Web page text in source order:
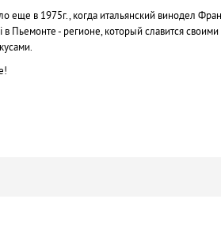
еще в 1975г., когда итальянский винодел
Пьемонте - регионе, который славится